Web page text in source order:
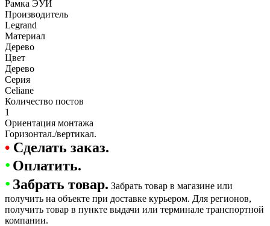
Рамка ЭУИ
Производитель
Legrand
Материал
Дерево
Цвет
Дерево
Серия
Celiane
Количество постов
1
Ориентация монтажа
Горизонтал./вертикал.
• Сделать заказ.
• Оплатить.
• Забрать товар. Забрать товар в магазине или
получить на объекте при доставке курьером. Для регионов,
получить товар в пункте выдачи или терминале транспортной
компании.